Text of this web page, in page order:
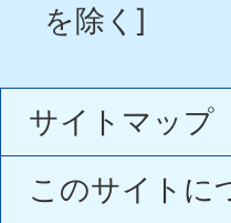
を除く]
サイトマップ
このサイトに